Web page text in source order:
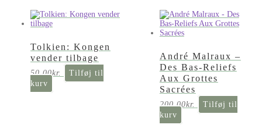
Tolkien: Kongen
vender tilbage
50,00kr.
Tilføj til
kurv
André Malraux –
Des Bas-Reliefs
Aux Grottes
Sacrées
200,00kr.
Tilføj til
kurv